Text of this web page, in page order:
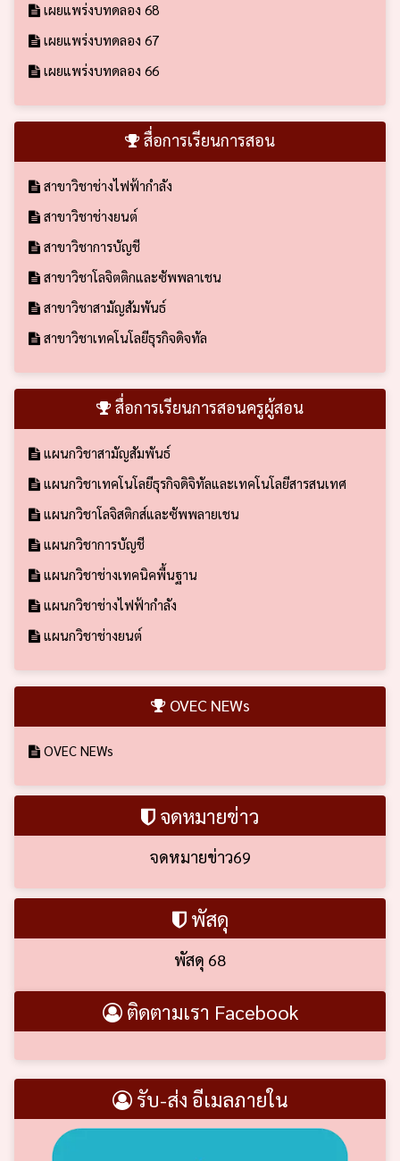
เผยแพร่งบทดลอง 68
เผยแพร่งบทดลอง 67
เผยแพร่งบทดลอง 66
สื่อการเรียนการสอน
สาขาวิชาช่างไฟฟ้ากำลัง
สาขาวิชาช่างยนต์
สาขาวิชาการบัญชี
สาขาวิชาโลจิตติกและซัพพลาเชน
สาขาวิชาสามัญสัมพันธ์
สาขาวิชาเทคโนโลยีธุรกิจดิจทัล
สื่อการเรียนการสอนครูผู้สอน
แผนกวิชาสามัญสัมพันธ์
แผนกวิชาเทคโนโลยีธุรกิจดิจิทัลและเทคโนโลยีสารสนเทศ
แผนกวิชาโลจิสติกส์และซัพพลายเชน
แผนกวิชาการบัญชี
แผนกวิชาช่างเทคนิคพื้นฐาน
แผนกวิชาช่างไฟฟ้ากำลัง
แผนกวิชาช่างยนต์
OVEC NEWs
OVEC NEWs
จดหมายข่าว
จดหมายข่าว69
พัสดุ
พัสดุ 68
ติดตามเรา Facebook
รับ-ส่ง อีเมลภายใน